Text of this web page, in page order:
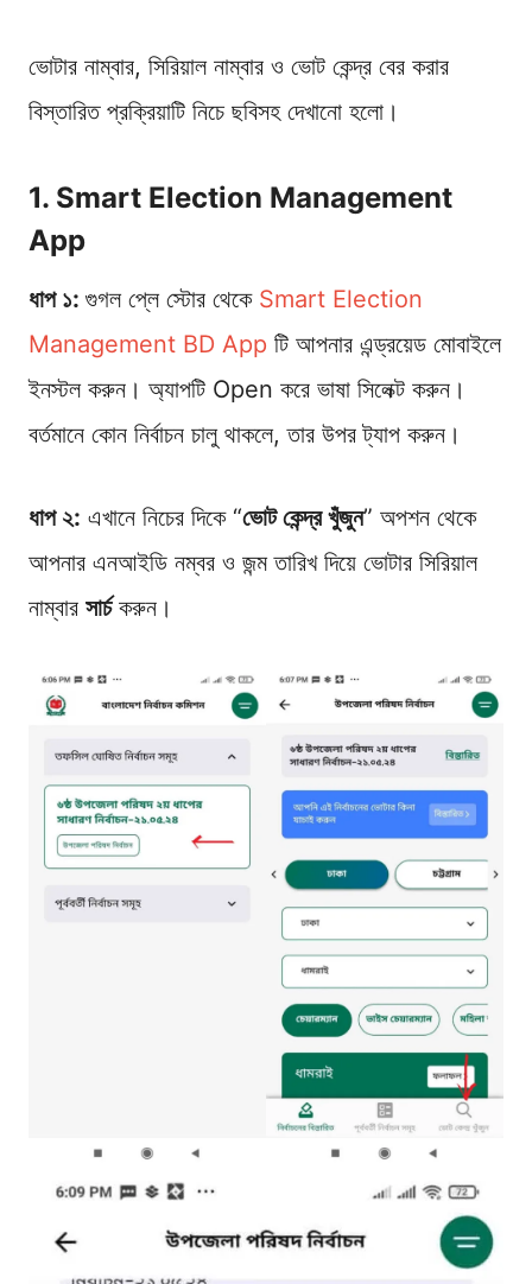
ভোটার নাম্বার, সিরিয়াল নাম্বার ও ভোট কেন্দ্র বের করার
বিস্তারিত প্রক্রিয়াটি নিচে ছবিসহ দেখানো হলো।
1. Smart Election Management
App
ধাপ ১: গুগল প্লে স্টোর থেকে Smart Election
Management BD App টি আপনার এন্ড্রয়েড মোবাইলে
ইনস্টল করুন। অ্যাপটি Open করে ভাষা সিলেক্ট করুন।
বর্তমানে কোন নির্বাচন চালু থাকলে, তার উপর ট্যাপ করুন।
ধাপ ২: এখানে নিচের দিকে “ভোট কেন্দ্র খুঁজুন” অপশন থেকে
আপনার এনআইডি নম্বর ও জন্ম তারিখ দিয়ে ভোটার সিরিয়াল
নাম্বার সার্চকরুন।